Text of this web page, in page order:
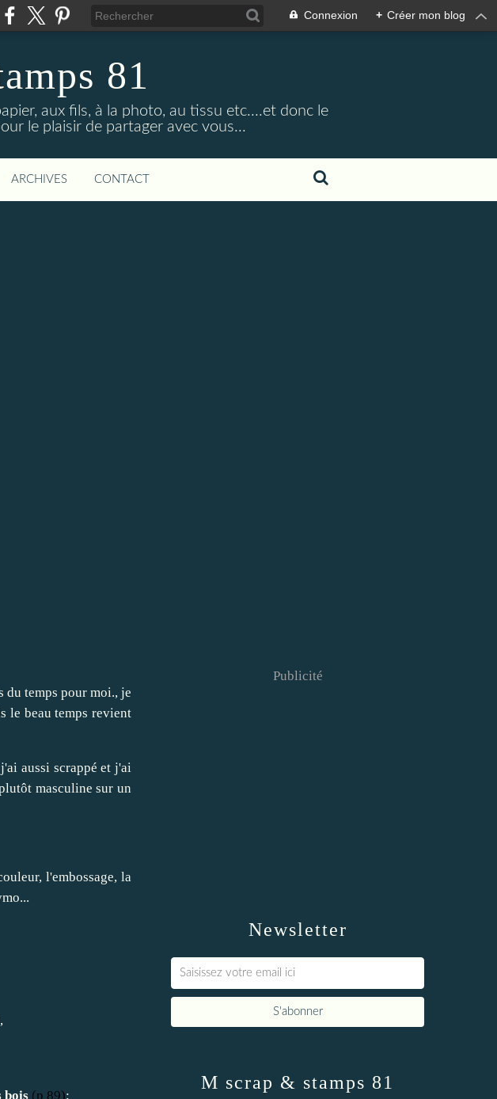
Connexion + Créer mon blog
81
aux fils, à la photo, au tissu etc....et donc le
le plaisir de partager avec vous...
ARCHIVES CONTACT
du temps pour moi., je
le beau temps revient
aussi scrappé et j'ai
masculine sur un
l'embossage, la
bois (p 89);
Newsletter
Publicité
M scrap & stamps 81